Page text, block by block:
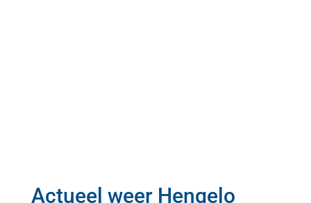
Actueel weer Hengelo